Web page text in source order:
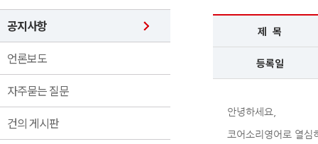
공지사항
언론보도
자주묻는 질문
건의 게시판
제 목
등록일
안녕하세요,
코어소리영어로 열